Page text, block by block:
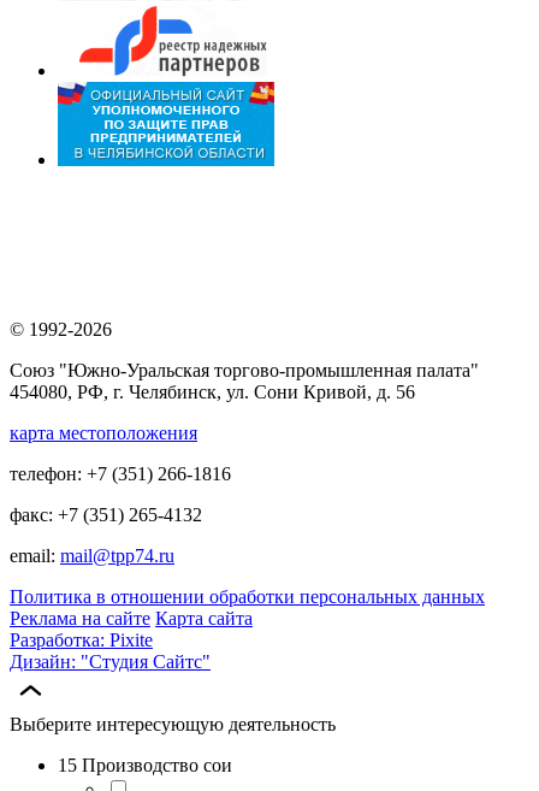
© 1992-2026
Союз "Южно-Уральская торгово-промышленная палата"
454080, РФ, г. Челябинск, ул. Сони Кривой, д. 56
карта местоположения
телефон: +7 (351) 266-1816
факс: +7 (351) 265-4132
email: mail@tpp74.ru
Политика в отношении обработки персональных данных
Реклама на сайте Карта сайта
Разработка: Pixite
Дизайн: "Студия Сайтс"
Выберите интересующую деятельность
15 Производство сои